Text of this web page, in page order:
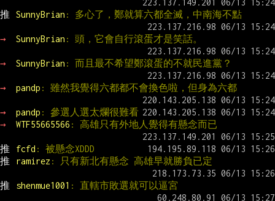
推 SunnyBrian : 多心了，鄭就算六都全滅，中南海不點
→ SunnyBrian : 頭，它會自行滾蛋才是笑話。
→ SunnyBrian : 而且最不希望鄭滾蛋的不就民進黨？
→ pandp : 雖然我覺得六都都不會換色啦，但身為六都
→ pandp : 參選人選太爛很難看
→
WTF55665566 : 高雄只有外地人覺得有懸念而已
推 fcfd : 被懸念XDDD
推
ramirez : 只有新北有懸念 高雄早就勝負已定
推 shenmue1001 : 直轄市敗選就可以逼宮